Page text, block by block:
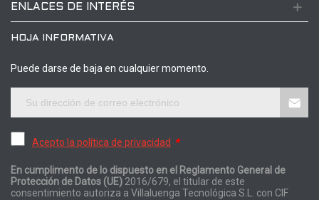
ENLACES DE INTERÉS
HOJA INFORMATIVA
Puede darse de baja en cualquier momento.
Acepto la política de privacidad *
En cumplimento de lo dispuesto en el Reglamento General de
Protección de Datos (UE) 2016/679, el titular de este
consentimiento autoriza a Villaluenga Tecnológica S.L. con CIF